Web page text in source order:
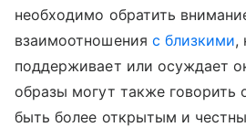
необходимо обратить
взаимоотношения с близкими,
поддерживает или осуждает
образы могут также говорить
быть более открытым и